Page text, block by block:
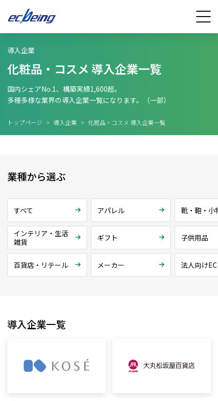
導入企業
化粧品・コスメ 導入企業一覧
国内シェアNo.1、構築実績1,600超。
多種多様な業界の導入企業一覧になります。（一部）
トップページ > 導入企業 > 化粧品・コスメ 導入企業一覧
業種から選ぶ
すべて アパレル 靴・鞄・小
インテリア・生活
雑貨
ギフト 子供用品
百貨店・リテール メーカー 法人向けEC
導入企業一覧